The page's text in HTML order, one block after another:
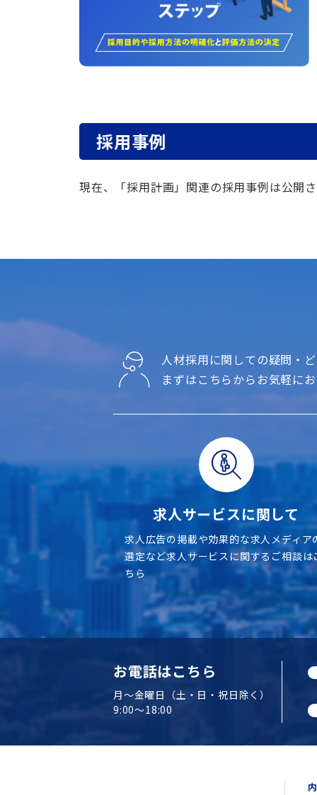
採用事例
現在、「採用計画」関連の採用事例は公開
人材採用に関しての疑問・
まずはこちらからお気軽に
求人サービスに関して
求人広告の掲載や効果的な求人メディア
選定など求人サービスに関するご相談は
ちら
お電話はこちら
月～金曜日（土・日・祝日除く）
9:00～18:00